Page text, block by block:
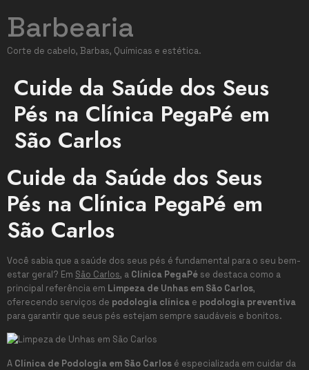
Barbearia
Corte de cabelo, Barbas, Químicas e estética.
Cuide da Saúde dos Seus
Pés na Clínica PegaPé em
São Carlos
Cuide da Saúde dos Seus
Pés na Clínica PegaPé em
São Carlos
Você sabia que a saúde dos seus pés é fundamental para o seu bem-
estar geral? Em São Carlos, a Clínica PegaPé se destaca como a
principal referência em Limpeza de Unhas em São Carlos,
oferecendo serviços de podologia clínica e podologia preventiva
para garantir que seus pés estejam sempre saudáveis e bonitos.
A Clínica de Podologia em São Carlos é especializada em cuidar da